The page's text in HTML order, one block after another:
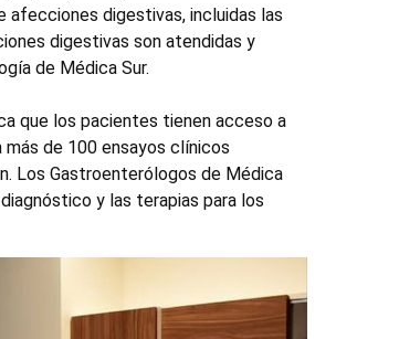
afecciones digestivas, incluidas las
digestivas son atendidas y
de Médica Sur.
que los pacientes tienen acceso a
de 100 ensayos clínicos
Los Gastroenterólogos de Médica
y las terapias para los